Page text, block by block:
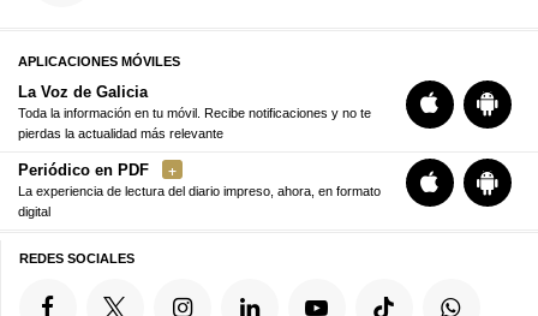
APLICACIONES MÓVILES
La Voz de Galicia
Toda la información en tu móvil. Recibe notificaciones y no te
pierdas la actualidad más relevante
Periódico en PDF
La experiencia de lectura del diario impreso, ahora, en formato
digital
REDES SOCIALES